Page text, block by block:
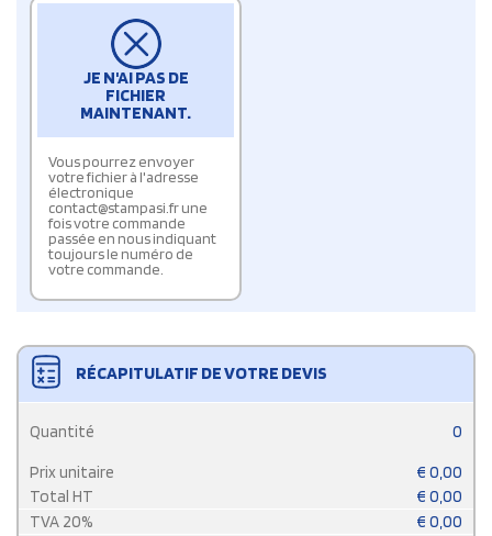
JE N'AI PAS DE
FICHIER
MAINTENANT.
Vous pourrez envoyer
votre fichier à l'adresse
électronique
contact@stampasi.fr une
fois votre commande
passée en nous indiquant
toujours le numéro de
votre commande.
RÉCAPITULATIF DE VOTRE DEVIS
Quantité 0
Prix unitaire € 0,00
Total HT
€ 0,00
TVA 20% € 0,00